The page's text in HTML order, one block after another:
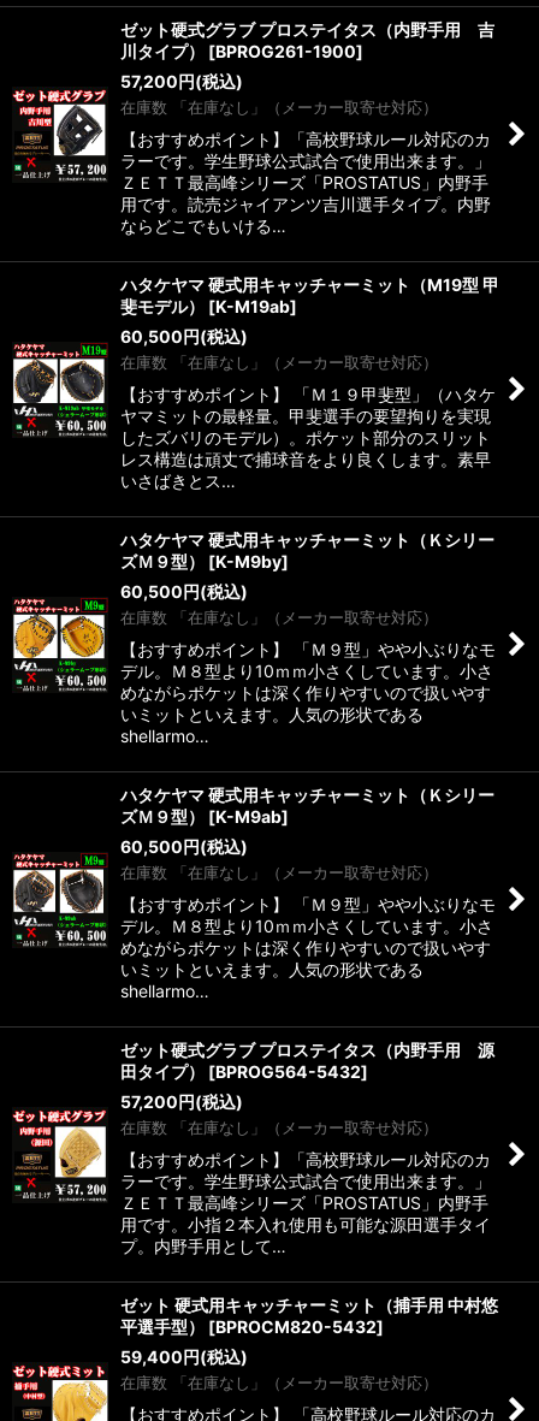
ゼット硬式グラブ プロステイタス（内野手用 吉
川タイプ）
[BPROG261-1900]
57,200円(税込)
在庫数 「在庫なし」（メーカー取寄せ対応）
【おすすめポイント】「高校野球ルール対応のカ
ラーです。学生野球公式試合で使用出来ます。」
ＺＥＴＴ最高峰シリーズ「PROSTATUS」内野手
用です。読売ジャイアンツ吉川選手タイプ。内野
ならどこでもいける…
ハタケヤマ 硬式用キャッチャーミット（M19型 甲
斐モデル）
[K-M19ab]
60,500円(税込)
在庫数 「在庫なし」（メーカー取寄せ対応）
【おすすめポイント】 「Ｍ１９甲斐型」（ハタケ
ヤマミットの最軽量。甲斐選手の要望拘りを実現
したズバリのモデル）。ポケット部分のスリット
レス構造は頑丈で捕球音をより良くします。素早
いさばきとス…
ハタケヤマ 硬式用キャッチャーミット（Ｋシリー
ズＭ９型）
[K-M9by]
60,500円(税込)
在庫数 「在庫なし」（メーカー取寄せ対応）
【おすすめポイント】 「Ｍ９型」やや小ぶりなモ
デル。Ｍ８型より10ｍｍ小さくしています。小さ
めながらポケットは深く作りやすいので扱いやす
いミットといえます。人気の形状である
shellarmo…
ハタケヤマ 硬式用キャッチャーミット（Ｋシリー
ズＭ９型）
[K-M9ab]
60,500円(税込)
在庫数 「在庫なし」（メーカー取寄せ対応）
【おすすめポイント】 「Ｍ９型」やや小ぶりなモ
デル。Ｍ８型より10ｍｍ小さくしています。小さ
めながらポケットは深く作りやすいので扱いやす
いミットといえます。人気の形状である
shellarmo…
ゼット硬式グラブ プロステイタス（内野手用 源
田タイプ）
[BPROG564-5432]
57,200円(税込)
在庫数 「在庫なし」（メーカー取寄せ対応）
【おすすめポイント】「高校野球ルール対応のカ
ラーです。学生野球公式試合で使用出来ます。」
ＺＥＴＴ最高峰シリーズ「PROSTATUS」内野手
用です。小指２本入れ使用も可能な源田選手タイ
プ。内野手用として…
ゼット 硬式用キャッチャーミット（捕手用 中村悠
平選手型）
[BPROCM820-5432]
59,400円(税込)
在庫数 「在庫なし」（メーカー取寄せ対応）
【おすすめポイント】 「高校野球ルール対応のカ